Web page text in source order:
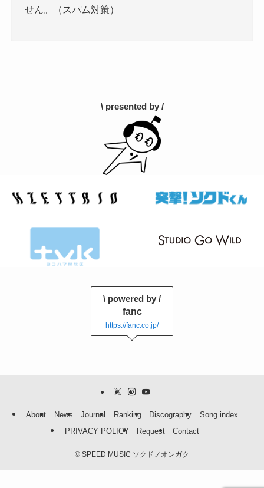
せん。（スパム対策）
\ presented by /
\ powered by /
fanc
https://fanc.co.jp/
About News Journal Ranking Discography
Song index
PRIVACY POLICY
Request Contact
© SPEED MUSIC ソクドノオンガク